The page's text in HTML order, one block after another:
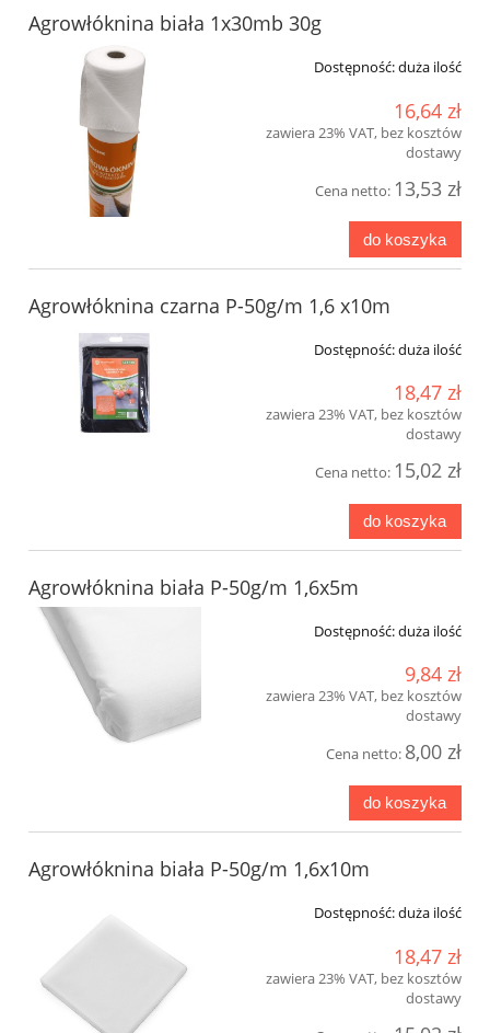
Agrowłóknina biała 1x30mb 30g
Dostępność:duża ilość
16,64 zł
zawiera 23% VAT, bez kosztów
dostawy
Cena netto: 13,53 zł
do koszyka
Agrowłóknina czarna P-50g/m 1,6 x10m
Dostępność:duża ilość
18,47 zł
zawiera 23% VAT, bez kosztów
dostawy
Cena netto: 15,02 zł
do koszyka
Agrowłóknina biała P-50g/m 1,6x5m
Dostępność:duża ilość
9,84 zł
zawiera 23% VAT, bez kosztów
dostawy
Cena netto: 8,00 zł
do koszyka
Agrowłóknina biała P-50g/m 1,6x10m
Dostępność:duża ilość
18,47 zł
zawiera 23% VAT, bez kosztów
dostawy